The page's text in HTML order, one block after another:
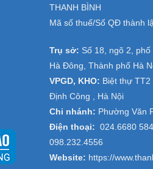
THANH BÌNH
Mã số thuế/Số QĐ thành
Trụ sở: Số 18, ngõ 2,
Hà Đông, Thành phố Hà
VPGD, KHO: Biệt thự
Định Công , Hà Nội
Chi nhánh: Phường Văn
Điện thoại: 024.6680
098.232.4556
Website: https://